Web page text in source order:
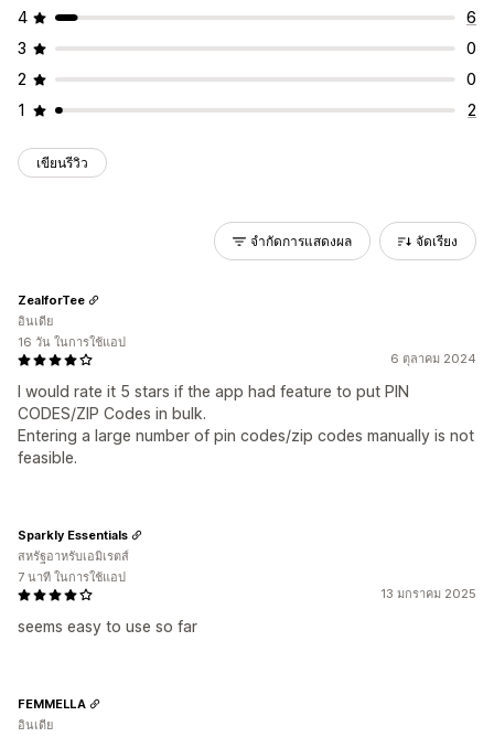
4
6
3
0
2
0
1
2
เขียนรีวิว
จำกัดการแสดงผล จัดเรียง
6 ตุลาคม 2024
I would rate it 5 stars if the app had feature to put PIN
CODES/ZIP Codes in bulk.
Entering a large number of pin codes/zip codes manually is not
feasible.
ZealforTee
อินเดีย
16 วัน ในการใช้แอป
13 มกราคม 2025
seems easy to use so far
Sparkly Essentials
สหรัฐอาหรับเอมิเรตส์
7 นาที ในการใช้แอป
FEMMELLA
อินเดีย